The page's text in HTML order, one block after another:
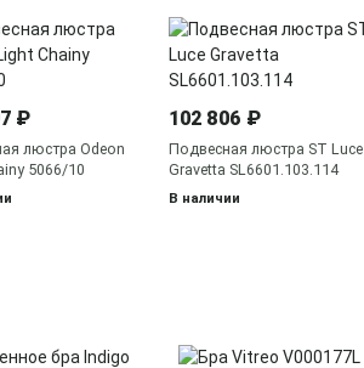
₽
люстра Odeon
5066/10
102 806 ₽
Подвесная люстра ST Luce
Gravetta SL6601.103.114
В наличии